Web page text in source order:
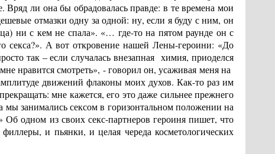
ли она бы обрадовалась правде: в те времена мои
отмазки одну за одной: ну, если я буду с ним, он
ни с кем не спала». «… где-то на пятом раунде он с
секса?». А вот откровение нашей Лены-героини: «До
так – если случалась внезапная химия, приоделся
нравится смотреть», - говорил он, усаживая меня на
движений флаконы моих духов. Как-то раз им
мне кажется, его это даже сильнее прежнего
мы занимались сексом в горизонтальном положении на
одном из своих секс-партнеров героиня пишет, что
и пьянки, и целая череда косметологических